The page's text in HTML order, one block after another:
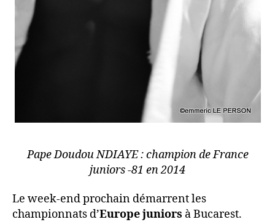
Pape Doudou NDIAYE : champion de France
juniors -81 en 2014
Le week-end prochain démarrent les
championnats d’Europe juniors à Bucarest.